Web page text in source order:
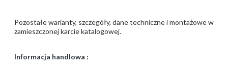
Pozostałe warianty, szczegóły, dane techniczne i montażowe w
zamieszczonej karcie katalogowej.
Informacja handlowa :